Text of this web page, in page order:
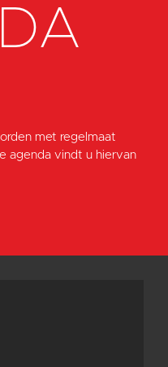
met regelmaat
agenda vindt u hiervan